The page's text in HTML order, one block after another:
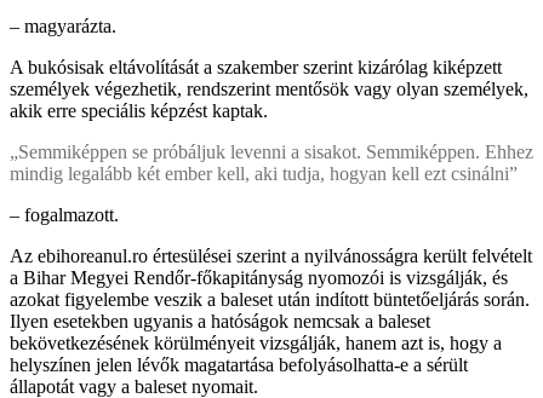
– magyarázta.
A bukósisak eltávolítását a szakember szerint kizárólag kiképzett
személyek végezhetik, rendszerint mentősök vagy olyan személyek,
akik erre speciális képzést kaptak.
„Semmiképpen se próbáljuk levenni a sisakot. Semmiképpen. Ehhez
mindig legalább két ember kell, aki tudja, hogyan kell ezt csinálni”
– fogalmazott.
Az ebihoreanul.ro értesülései szerint a nyilvánosságra került felvételt
a Bihar Megyei Rendőr-főkapitányság nyomozói is vizsgálják, és
azokat figyelembe veszik a baleset után indított büntetőeljárás során.
Ilyen esetekben ugyanis a hatóságok nemcsak a baleset
bekövetkezésének körülményeit vizsgálják, hanem azt is, hogy a
helyszínen jelen lévők magatartása befolyásolhatta-e a sérült
állapotát vagy a baleset nyomait.